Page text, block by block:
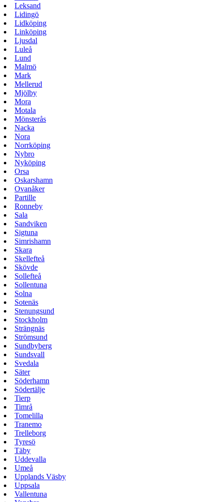
Leksand
Lidingö
Lidköping
Linköping
Ljusdal
Luleå
Lund
Malmö
Mark
Mellerud
Mjölby
Mora
Motala
Mönsterås
Nacka
Nora
Norrköping
Nybro
Nyköping
Orsa
Oskarshamn
Ovanåker
Partille
Ronneby
Sala
Sandviken
Sigtuna
Simrishamn
Skara
Skellefteå
Skövde
Sollefteå
Sollentuna
Solna
Sotenäs
Stenungsund
Stockholm
Strängnäs
Strömsund
Sundbyberg
Sundsvall
Svedala
Säter
Söderhamn
Södertälje
Tierp
Timrå
Tomelilla
Tranemo
Trelleborg
Tyresö
Täby
Uddevalla
Umeå
Upplands Väsby
Uppsala
Vallentuna